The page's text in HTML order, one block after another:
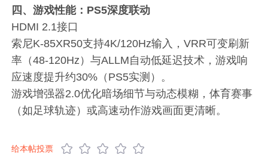
四、游戏性能：PS5深度联动
HDMI 2.1接口
索尼K-85XR50支持4K/120Hz输入，VRR可变刷新
率（48-120Hz）与ALLM自动低延迟技术，游戏响
应速度提升约30%（PS5实测）。
游戏增强器2.0优化暗场细节与动态模糊，体育赛事
（如足球轨迹）或高速动作游戏画面更清晰。
给本帖投票